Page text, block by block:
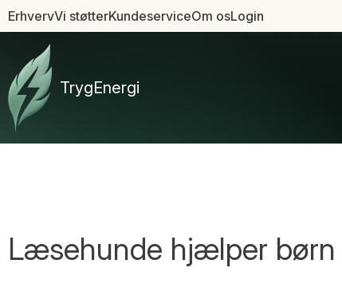
ErhvervVi støtterKundeserviceOm osLogin
Læsehunde hjælper børn